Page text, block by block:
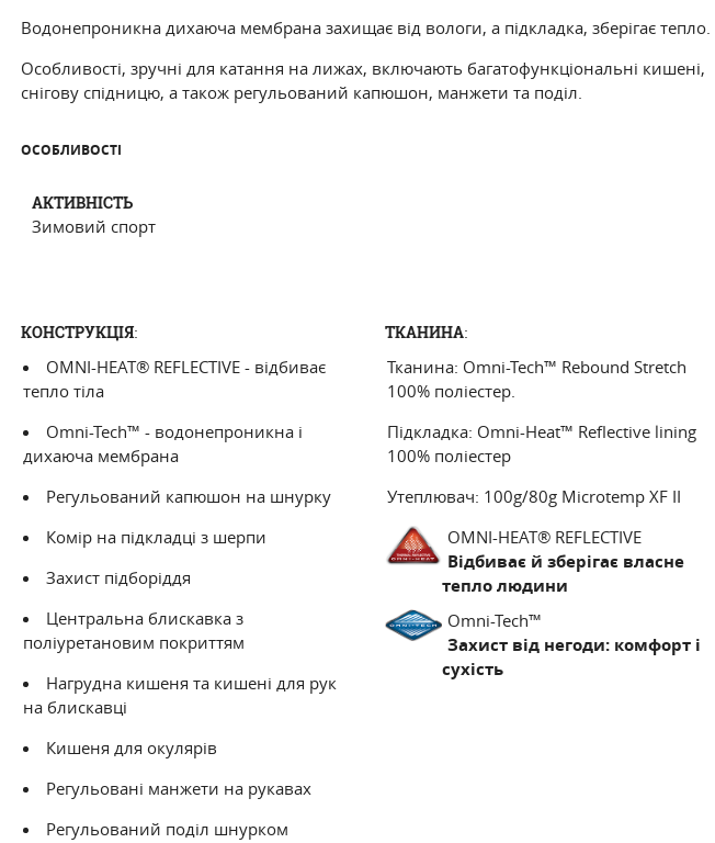
Водонепроникна дихаюча мембрана захищає від вологи, а підкладка, зберігає тепло.
Особливості, зручні для катання на лижах, включають багатофункціональні кишені,
снігову спідницю, а також регульований капюшон, манжети та поділ.
ОСОБЛИВОСТI
АКТИВНIСТЬ
Зимовий спорт
КОНСТРУКЦІЯ:
OMNI-HEAT® REFLECTIVE - відбиває
тепло тіла
Omni-Tech™ - водонепроникна і
дихаюча мембрана
Регульований капюшон на шнурку
Комір на підкладці з шерпи
Захист підборіддя
Центральна блискавка з
поліуретановим покриттям
Нагрудна кишеня та кишені для рук
на блискавці
Кишеня для окулярів
Регульовані манжети на рукавах
Регульований поділ шнурком
ТКАНИНА:
Тканина: Omni-Tech™ Rebound Stretch
100% поліестер.
Підкладка: Omni-Heat™ Reflective lining
100% поліестер
Утеплювач: 100g/80g Microtemp XF II
OMNI-HEAT® REFLECTIVE
Відбиває й зберігає власне
тепло людини
Omni-Tech™
Захист від негоди: комфорт і
сухість
OMNI-TECH™
ЗАХИСТ ВІД НЕГОДИ: КОМФОРТ І СУХІСТЬ
Omni-Tech - водонепроникна мембрана, яка захищає від води і
відводить випаровування